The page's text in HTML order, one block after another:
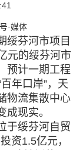
·媒体
绥芬河市项目
元的绥芬河市
预计一期工程
年口岸”，天
物流集散中心
现实。
于绥芬河自贸
资1.5亿元，